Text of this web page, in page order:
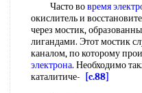
Часто вовремя
окислитель и
через мостик,
лигандами. Этот мостик
каналом, по которому
электрона. Необходимо
каталитиче-
[c.88]